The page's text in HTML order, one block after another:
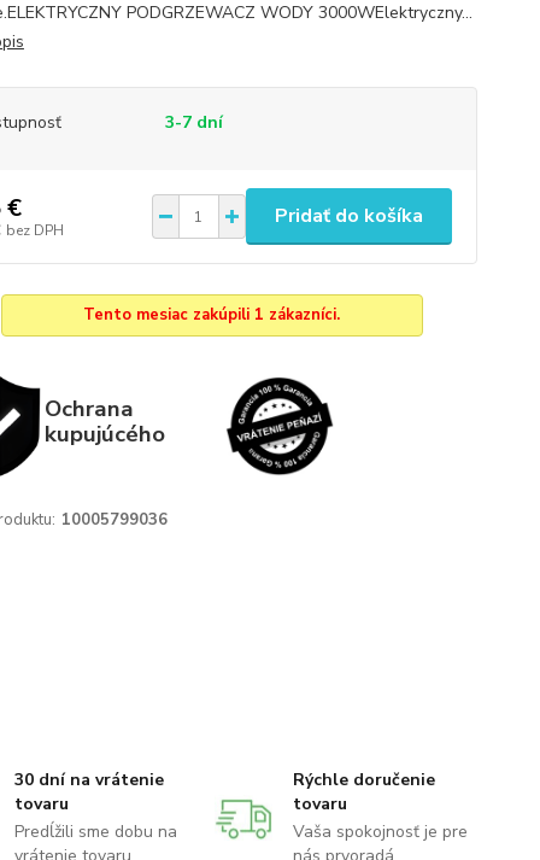
PODGRZEWACZ WODY 3000WElektryczny...
3-7 dní
€
bez DPH
Pridať do košíka
Tento mesiac zakúpili 1 zákazníci.
Ochrana
kupujúcého
10005799036
30 dní na vrátenie
tovaru
Predĺžili sme dobu na
vrátenie tovaru
Rýchle doručenie
tovaru
Vaša spokojnosť je pre
nás prvoradá